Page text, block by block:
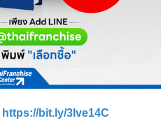
https://bit.ly/3Ive14C